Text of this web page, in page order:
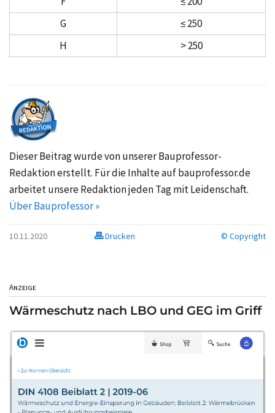
G
≤ 250
H
> 250
Dieser Beitrag wurde von unserer Bauprofessor-
Redaktion erstellt. Für die Inhalte auf bauprofessor.de
arbeitet unsere Redaktion jeden Tag mit Leidenschaft.
Über Bauprofessor »
10.11.2020 Drucken © Copyright
Anzeige
Wärmeschutz nach LBO und GEG im Griff